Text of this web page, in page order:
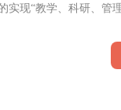
实现“教学、科研、管